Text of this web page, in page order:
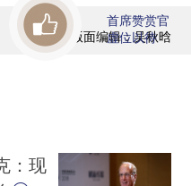
版面编辑：吴秋晗
首席赞赏官
虚位以待
：现